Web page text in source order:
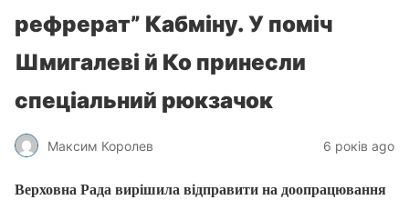
рефрерат” Кабміну. У поміч
Шмигалеві й Ко принесли
спеціальний рюкзачок
Максим Королев 6 років ago
Верховна Рада вирішила відправити на доопрацювання